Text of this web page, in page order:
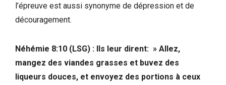
l’épreuve est aussi synonyme de dépression et de
découragement.
Néhémie 8:10 (LSG) : Ils leur dirent: » Allez,
mangez des viandes grasses et buvez des
liqueurs douces, et envoyez des portions à ceux